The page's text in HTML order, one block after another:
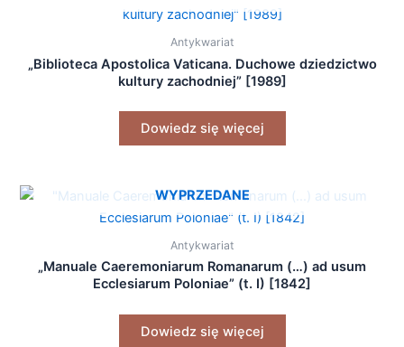
Antykwariat
„Biblioteca Apostolica Vaticana. Duchowe dziedzictwo
kultury zachodniej” [1989]
Dowiedz się więcej
WYPRZEDANE
Antykwariat
„Manuale Caeremoniarum Romanarum (…) ad usum
Ecclesiarum Poloniae” (t. I) [1842]
Dowiedz się więcej